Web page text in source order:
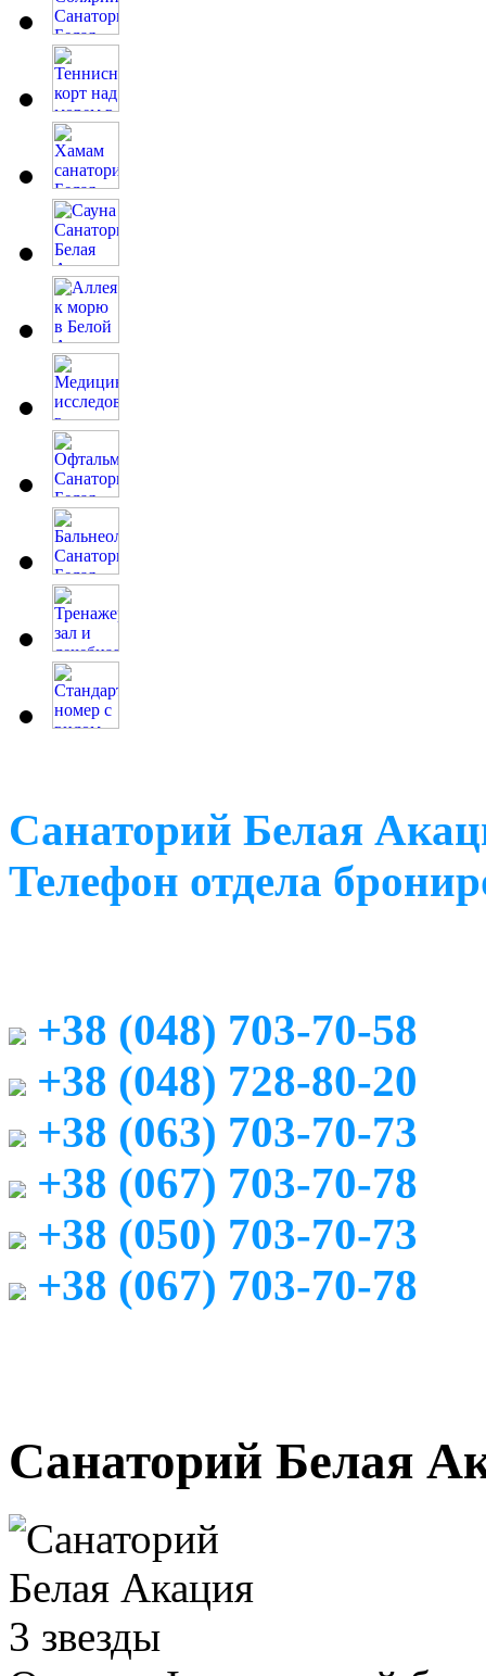
Санаторий Белая
Телефон отдела
+38 (048) 703-70-58
+38 (048) 728-80-20
+38 (063) 703-70-73
+38 (067) 703-70-78
+38 (050) 703-70-73
+38 (067) 703-70-78
Санаторий Белая